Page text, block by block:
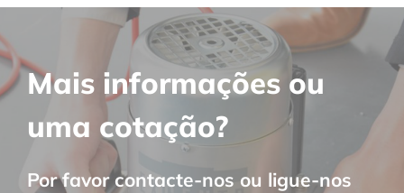
Mais informações ou
uma cotação?
Por favor contacte-nos ou ligue-nos